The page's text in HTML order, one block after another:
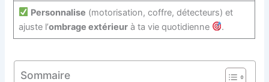
Personnalise (motorisation, coffre, détecteurs) et
ajuste l’ombrage extérieurà ta vie quotidienne .
Sommaire